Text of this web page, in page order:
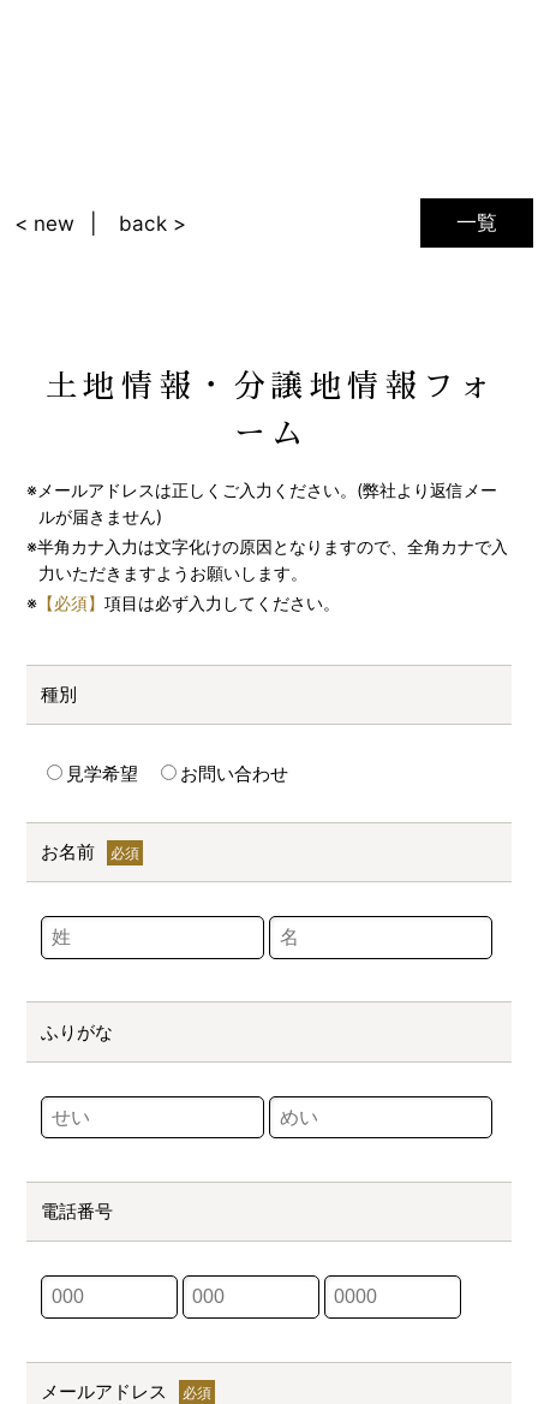
一覧
< new back >
土地情報・分譲地情報フォ
ーム
※メールアドレスは正しくご入力ください。(弊社より返信メー
ルが届きません)
※半角カナ入力は文字化けの原因となりますので、全角カナで入
力いただきますようお願いします。
※【必須】 項目は必ず入力してください。
種別
見学希望 お問い合わせ
お名前
ふりがな
電話番号
メールアドレス